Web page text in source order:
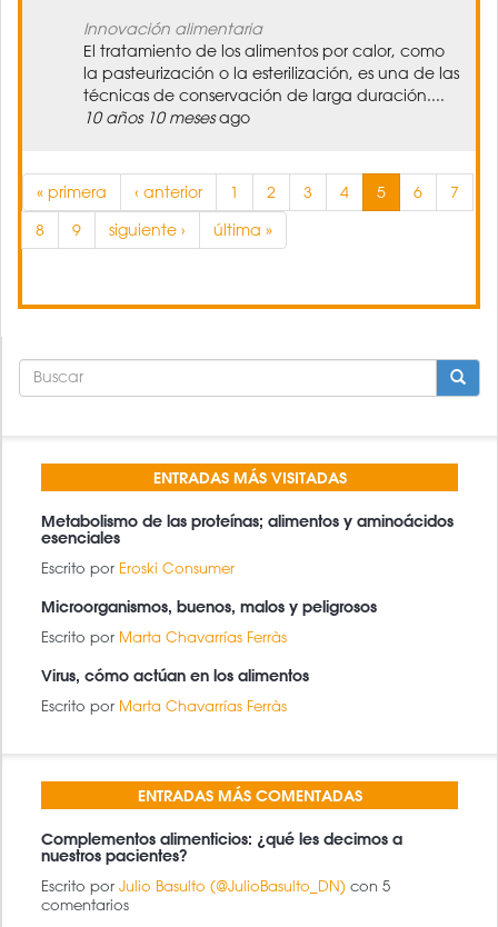
Innovación alimentaria
El tratamiento de los alimentos por calor, como
la pasteurización o la esterilización, es una de las
técnicas de conservación de larga duración....
10 años 10 mesesago
« primera ‹ anterior 1 2 3 4 5 6
7
8
9 siguiente › última »
FORMULARIO
DE
ENTRADAS MÁS VISITADAS
Metabolismo de las proteínas; alimentos y aminoácidos
esenciales
Escrito por Eroski Consumer
Microorganismos, buenos, malos y peligrosos
Escrito por Marta Chavarrías Ferràs
Virus, cómo actúan en los alimentos
Escrito por Marta Chavarrías Ferràs
ENTRADAS MÁS COMENTADAS
Complementos alimenticios: ¿qué les decimos a
nuestros pacientes?
Escrito por Julio Basulto (@JulioBasulto_DN) con 5
comentarios